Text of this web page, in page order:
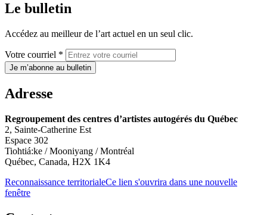
Le bulletin
Accédez au meilleur de l’art actuel en un seul clic.
Votre courriel *
Je m’abonne au bulletin
Adresse
Regroupement des centres d’artistes autogérés du Québec
2, Sainte-Catherine Est
Espace 302
Tiohtiá:ke / Mooniyang / Montréal
Québec, Canada, H2X 1K4
Reconnaissance territorialeCe lien s'ouvrira dans une nouvelle
fenêtre